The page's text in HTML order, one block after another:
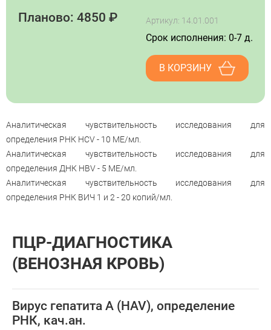
Планово: 4850 ₽ Артикул: 14.01.001
Срок исполнения: 0-7 д.
В КОРЗИНУ
Аналитическая чувствительность исследования для
определения РНК HCV - 10 МЕ/мл.
Аналитическая чувствительность исследования для
определения ДНК HBV - 5 МЕ/мл.
Аналитическая чувствительность исследования для
определения РНК ВИЧ 1 и 2 - 20 копий/мл.
ПЦР-ДИАГНОСТИКА
(ВЕНОЗНАЯ КРОВЬ)
Вирус гепатита А (HAV), определение
РНК, кач.ан.